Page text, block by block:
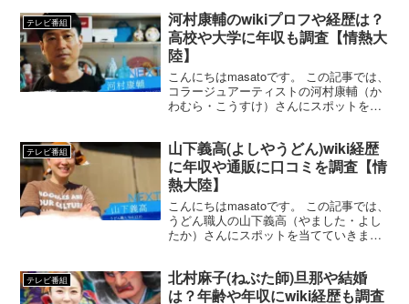
テレビ番組
河村康輔のwikiプロフや経歴は？
高校や大学に年収も調査【情熱大
陸】
こんにちはmasatoです。 この記事では、
コラージュアーティストの河村康輔（か
わむら・こうすけ）さんにスポットを当
「UT」とのコラボでも話題となりました
ね...
テレビ番組
山下義高(よしやうどん)wiki経歴
に年収や通販に口コミを調査【情
熱大陸】
こんにちはmasatoです。 この記事では、
うどん職人の山下義高（やました・よし
たか）さんにスポットを当てていきま
店主として、香川うどんを広めるために
日々奮闘されてい...
テレビ番組
北村麻子(ねぶた師)旦那や結婚
は？年齢や年収にwiki経歴も調査